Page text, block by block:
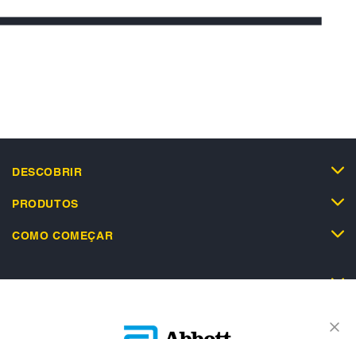
DESCOBRIR
PRODUTOS
COMO COMEÇAR
SUPORTE